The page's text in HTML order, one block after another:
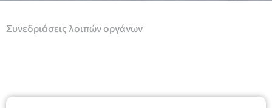
Συνεδριάσεις λοιπών οργάνων